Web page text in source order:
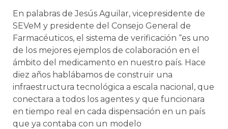
En palabras de Jesús Aguilar, vicepresidente de
SEVeM y presidente del Consejo General de
Farmacéuticos, el sistema de verificación “es uno
de los mejores ejemplos de colaboración en el
ámbito del medicamento en nuestro país. Hace
diez años hablábamos de construir una
infraestructura tecnológica a escala nacional, que
conectara a todos los agentes y que funcionara
en tiempo real en cada dispensación en un país
que ya contaba con un modelo